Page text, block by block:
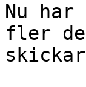
Nu
fler